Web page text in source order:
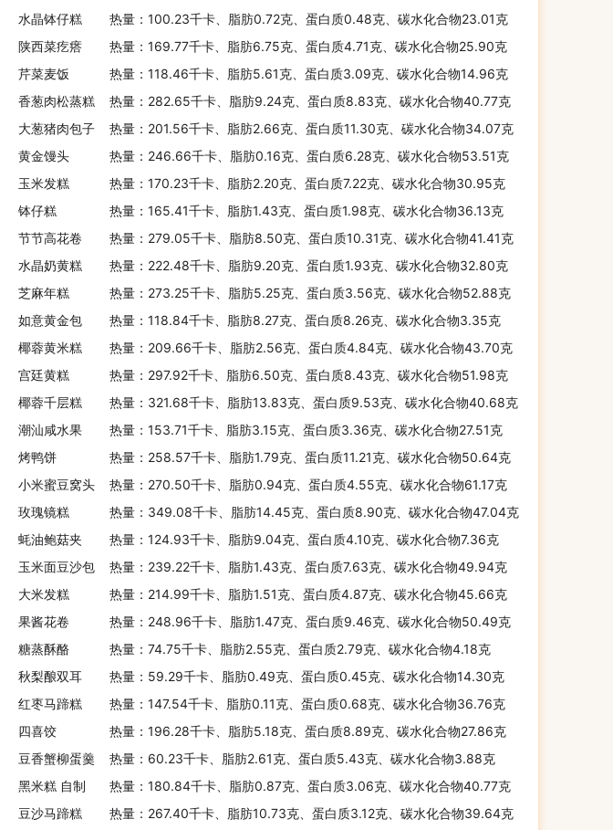
水晶钵仔糕
热量：100.23千卡、脂肪0.72克、蛋白质0.48克、碳水化合物23.01克
陕西菜疙瘩
热量：169.77千卡、脂肪6.75克、蛋白质4.71克、碳水化合物25.90克
芹菜麦饭
热量：118.46千卡、脂肪5.61克、蛋白质3.09克、碳水化合物14.96克
香葱肉松蒸糕
热量：282.65千卡、脂肪9.24克、蛋白质8.83克、碳水化合物40.77克
大葱猪肉包子
热量：201.56千卡、脂肪2.66克、蛋白质11.30克、碳水化合物34.07克
黄金馒头
热量：246.66千卡、脂肪0.16克、蛋白质6.28克、碳水化合物53.51克
玉米发糕
热量：170.23千卡、脂肪2.20克、蛋白质7.22克、碳水化合物30.95克
钵仔糕
热量：165.41千卡、脂肪1.43克、蛋白质1.98克、碳水化合物36.13克
节节高花卷
热量：279.05千卡、脂肪8.50克、蛋白质10.31克、碳水化合物41.41克
水晶奶黄糕
热量：222.48千卡、脂肪9.20克、蛋白质1.93克、碳水化合物32.80克
芝麻年糕
热量：273.25千卡、脂肪5.25克、蛋白质3.56克、碳水化合物52.88克
如意黄金包
热量：118.84千卡、脂肪8.27克、蛋白质8.26克、碳水化合物3.35克
椰蓉黄米糕
热量：209.66千卡、脂肪2.56克、蛋白质4.84克、碳水化合物43.70克
宫廷黄糕
热量：297.92千卡、脂肪6.50克、蛋白质8.43克、碳水化合物51.98克
椰蓉千层糕
热量：321.68千卡、脂肪13.83克、蛋白质9.53克、碳水化合物40.68克
潮汕咸水果
热量：153.71千卡、脂肪3.15克、蛋白质3.36克、碳水化合物27.51克
烤鸭饼
热量：258.57千卡、脂肪1.79克、蛋白质11.21克、碳水化合物50.64克
小米蜜豆窝头
热量：270.50千卡、脂肪0.94克、蛋白质4.55克、碳水化合物61.17克
玫瑰镜糕
热量：349.08千卡、脂肪14.45克、蛋白质8.90克、碳水化合物47.04克
蚝油鲍菇夹
热量：124.93千卡、脂肪9.04克、蛋白质4.10克、碳水化合物7.36克
玉米面豆沙包
热量：239.22千卡、脂肪1.43克、蛋白质7.63克、碳水化合物49.94克
大米发糕
热量：214.99千卡、脂肪1.51克、蛋白质4.87克、碳水化合物45.66克
果酱花卷
热量：248.96千卡、脂肪1.47克、蛋白质9.46克、碳水化合物50.49克
糖蒸酥酪
热量：74.75千卡、脂肪2.55克、蛋白质2.79克、碳水化合物4.18克
秋梨酿双耳
热量：59.29千卡、脂肪0.49克、蛋白质0.45克、碳水化合物14.30克
红枣马蹄糕
热量：147.54千卡、脂肪0.11克、蛋白质0.68克、碳水化合物36.76克
四喜饺
热量：196.28千卡、脂肪5.18克、蛋白质8.89克、碳水化合物27.86克
豆香蟹柳蛋羹
热量：60.23千卡、脂肪2.61克、蛋白质5.43克、碳水化合物3.88克
黑米糕 自制
热量：180.84千卡、脂肪0.87克、蛋白质3.06克、碳水化合物40.77克
豆沙马蹄糕 热量：267.40千卡、脂肪10.73克、蛋白质3.12克、碳水化合物39.64克